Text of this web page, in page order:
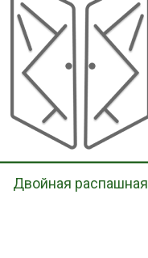
Двойная распашная